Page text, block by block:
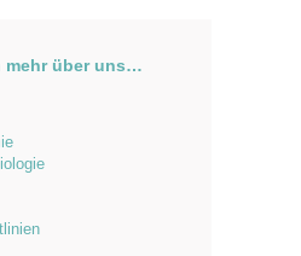
mehr über uns…